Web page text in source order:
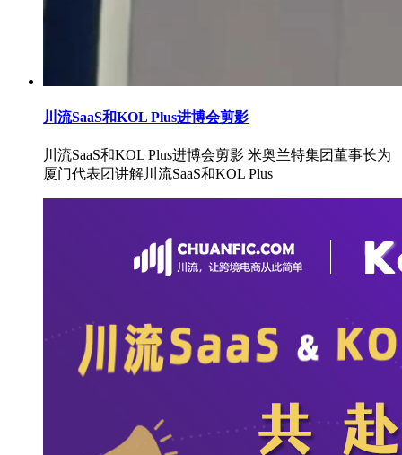
川流SaaS和KOL Plus进博会剪影
川流SaaS和KOL Plus进博会剪影 米奥兰特集团董事长为
厦门代表团讲解川流SaaS和KOL Plus